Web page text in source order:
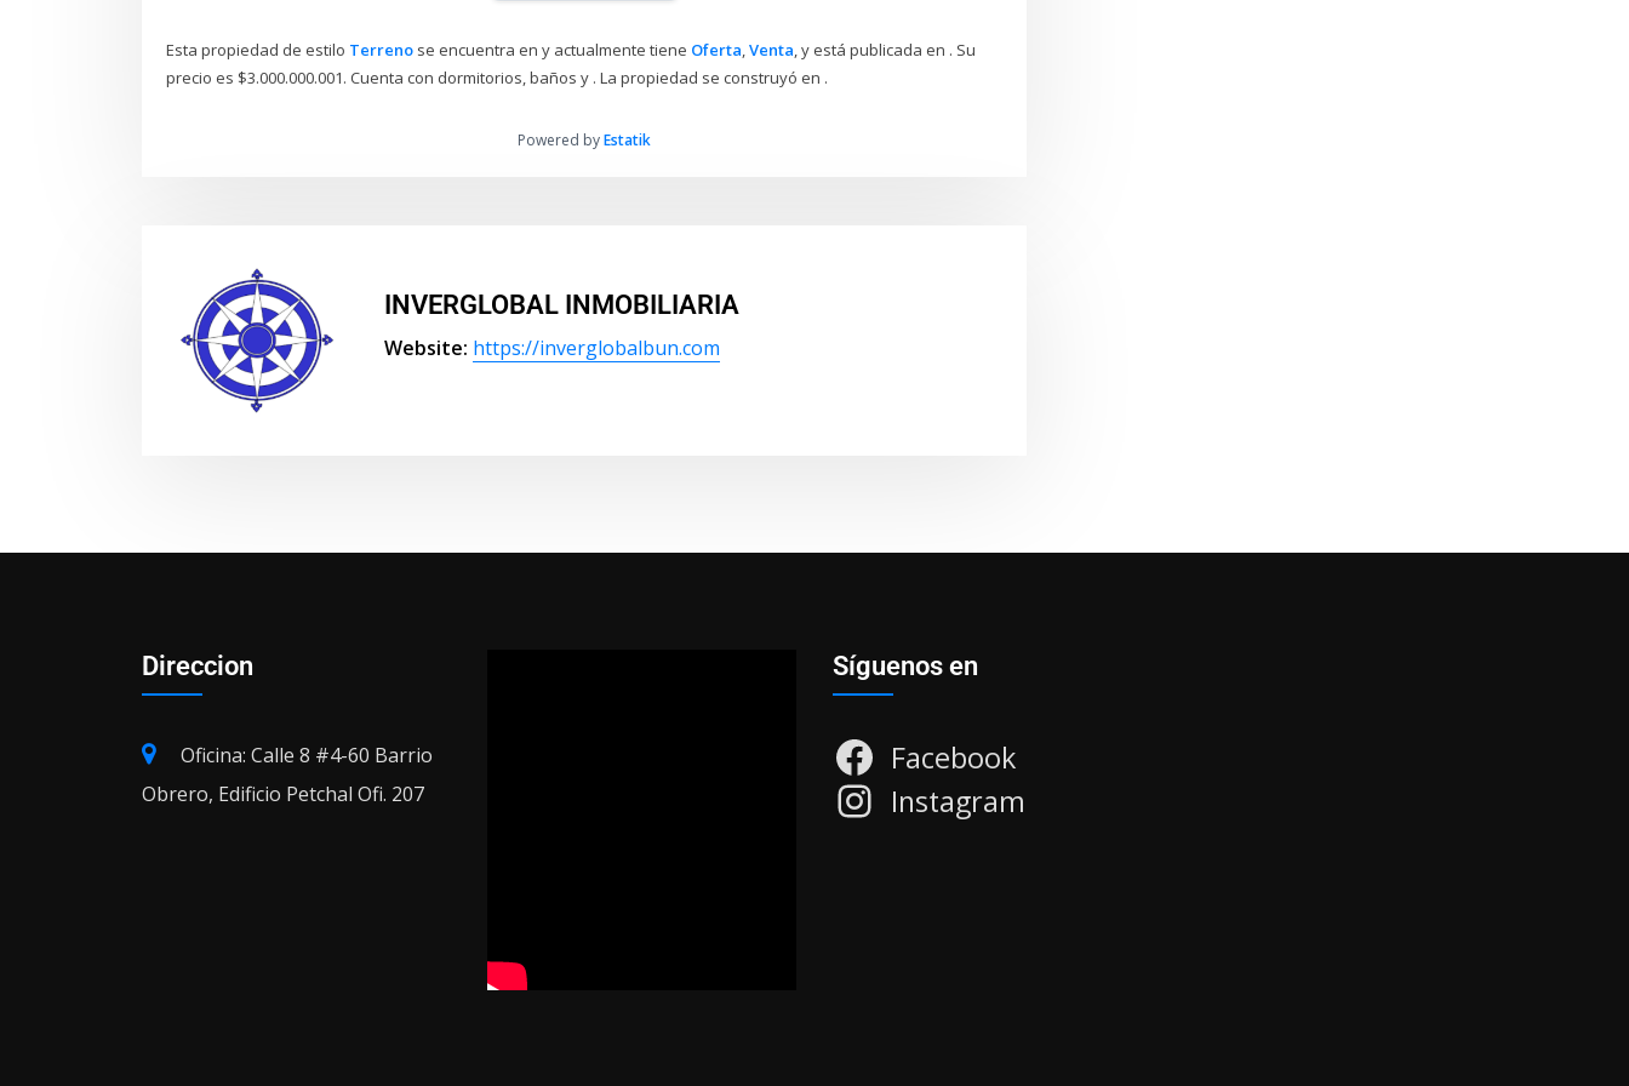
Esta propiedad de estilo Terreno se encuentra en y actualmente tiene Oferta,Venta, y está publicada en . Su
precio es $3.000.000.001. Cuenta con dormitorios, baños y . La propiedad se construyó en .
Powered byEstatik
INVERGLOBAL INMOBILIARIA
Website: https://inverglobalbun.com
Direccion
Oficina: Calle 8 #4-60 Barrio
Obrero, Edificio Petchal Ofi. 207
Síguenos en
Facebook
Instagram